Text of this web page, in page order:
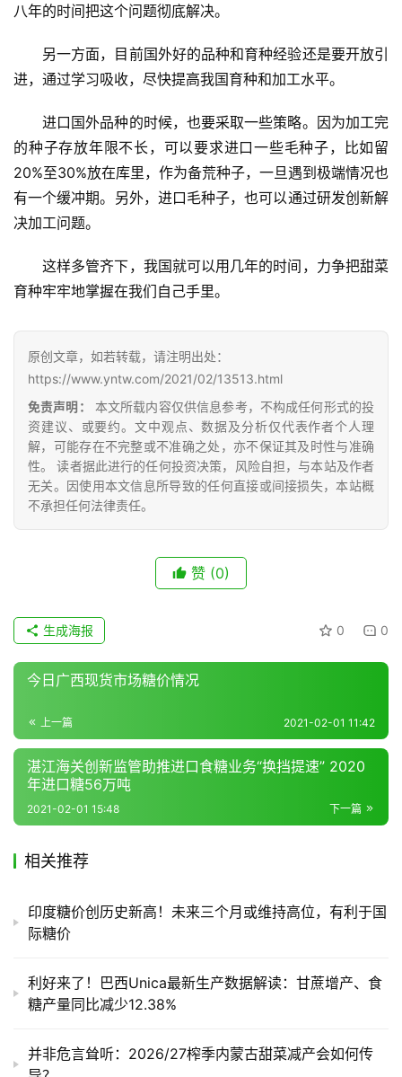
八年的时间把这个问题彻底解决。
另一方面，目前国外好的品种和育种经验还是要开放引
进，通过学习吸收，尽快提高我国育种和加工水平。
进口国外品种的时候，也要采取一些策略。因为加工完
的种子存放年限不长，可以要求进口一些毛种子，比如留
20%至30%放在库里，作为备荒种子，一旦遇到极端情况也
有一个缓冲期。另外，进口毛种子，也可以通过研发创新解
决加工问题。
这样多管齐下，我国就可以用几年的时间，力争把甜菜
育种牢牢地掌握在我们自己手里。
原创文章，如若转载，请注明出处：
https://www.yntw.com/2021/02/13513.html
免责声明：
本文所载内容仅供信息参考，不构成任何形式的投
资建议、或要约。文中观点、数据及分析仅代表作者个人理
解，可能存在不完整或不准确之处，亦不保证其及时性与准确
性。 读者据此进行的任何投资决策，风险自担，与本站及作者
无关。因使用本文信息所导致的任何直接或间接损失，本站概
不承担任何法律责任。
赞 (0)
0 0
生成海报
今日广西现货市场糖价情况
上一篇 2021-02-01 11:42
湛江海关创新监管助推进口食糖业务“换挡提速” 2020
年进口糖56万吨
下一篇
2021-02-01 15:48
相关推荐
印度糖价创历史新高！未来三个月或维持高位，有利于国
际糖价
利好来了！巴西Unica最新生产数据解读：甘蔗增产、食
糖产量同比减少12.38%
并非危言耸听：2026/27榨季内蒙古甜菜减产会如何传